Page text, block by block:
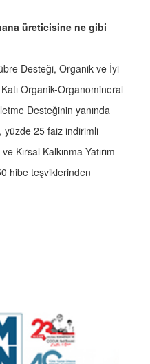
üreticisine ne gibi
Desteği, Organik ve İyi
Organik-Organomineral
Desteğinin yanında
yüzde 25 faiz indirimli
Kırsal Kalkınma Yatırım
hibe teşviklerinden